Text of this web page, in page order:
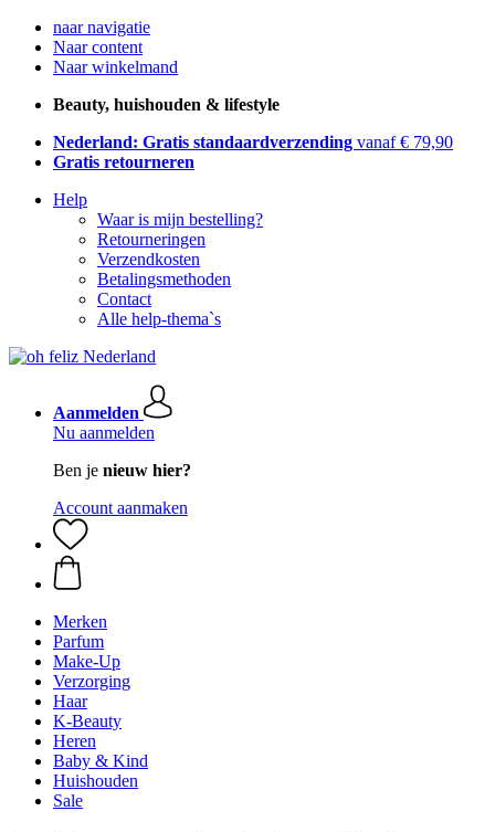
naar navigatie
Naar content
Naar winkelmand
Beauty, huishouden & lifestyle
Nederland: Gratis standaardverzending vanaf € 79,90
Gratis retourneren
Help
Waar is mijn bestelling?
Retourneringen
Verzendkosten
Betalingsmethoden
Contact
Alle help-thema`s
Aanmelden
Nu aanmelden
Ben je nieuw hier?
Account aanmaken
Merken
Parfum
Make-Up
Verzorging
Haar
K-Beauty
Heren
Baby & Kind
Huishouden
Sale